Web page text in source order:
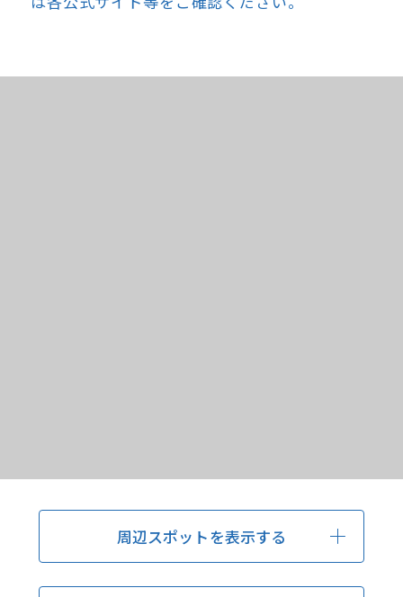
周辺スポットを表示する